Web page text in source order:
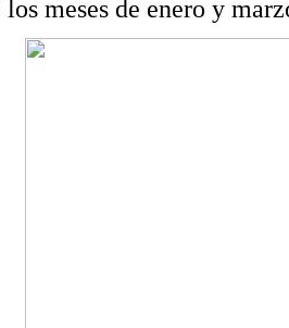
los meses de enero y